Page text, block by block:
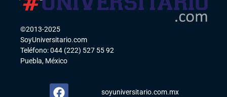
©2013-2025
SoyUniversitario.com
Teléfono: 044 (222) 527 55 92
Puebla, México
soyuniversitario.com.mx